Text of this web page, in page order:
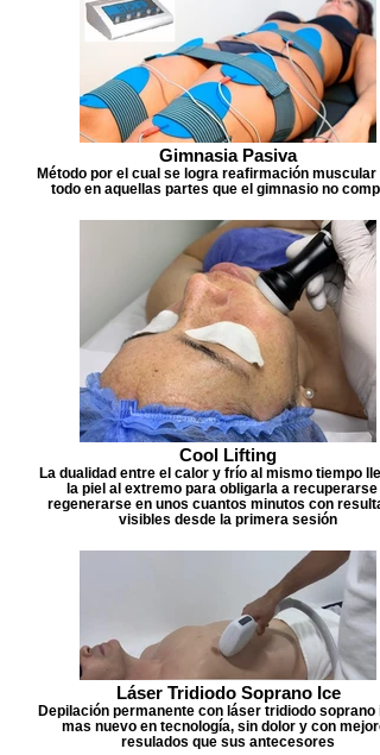
Gimnasia Pasiva
Método por el cual se logra reafirmación muscular
todo en aquellas partes que el gimnasio no
Cool Lifting
La dualidad entre el calor y frío al mismo tiempo
la piel al extremo para obligarla a recuperarse
regenerarse en unos cuantos minutos con
visibles desde la primera sesión
Láser Tridiodo Soprano Ice
Depilación permanente con láser tridiodo soprano
mas nuevo en tecnología, sin dolor y con
resulados que sus antecesores